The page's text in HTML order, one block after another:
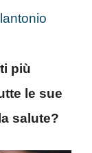
più
le sue
salute?